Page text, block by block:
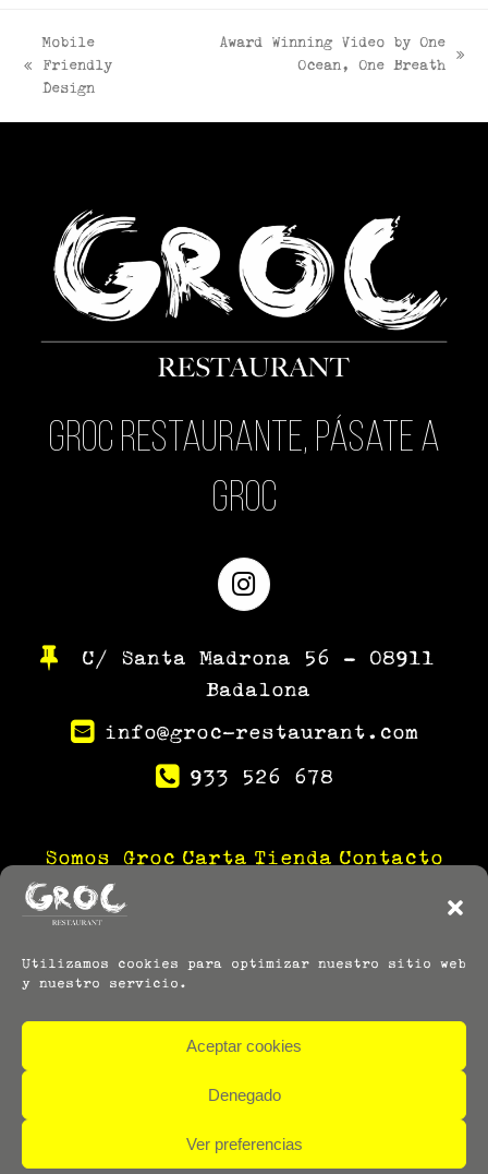
Utilizamos cookies para optimizar nuestro sitio web
y nuestro servicio.
Aceptar cookies
Denegado
Ver preferencias
Mobile
Friendly
Design
Award Winning Video by One
Ocean, One Breath
Groc Restaurante, pásate a
Groc
Instagram
C/ Santa Madrona 56 – 08911
Badalona
info@groc-restaurant.com
933 526 678
Somos Groc Carta Tienda Contacto
® Copyright 2024 – Groc Restaurante |